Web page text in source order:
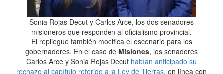
Sonia Rojas Decut y Carlos Arce, los dos senadores
misioneros que responden al oficialismo provincial.
El repliegue también modifica el escenario para los
gobernadores. En el caso de Misiones, los senadores
Carlos Arce y Sonia Rojas Decut habían anticipado su
rechazo al capítulo referido a la Ley de Tierras, en línea con